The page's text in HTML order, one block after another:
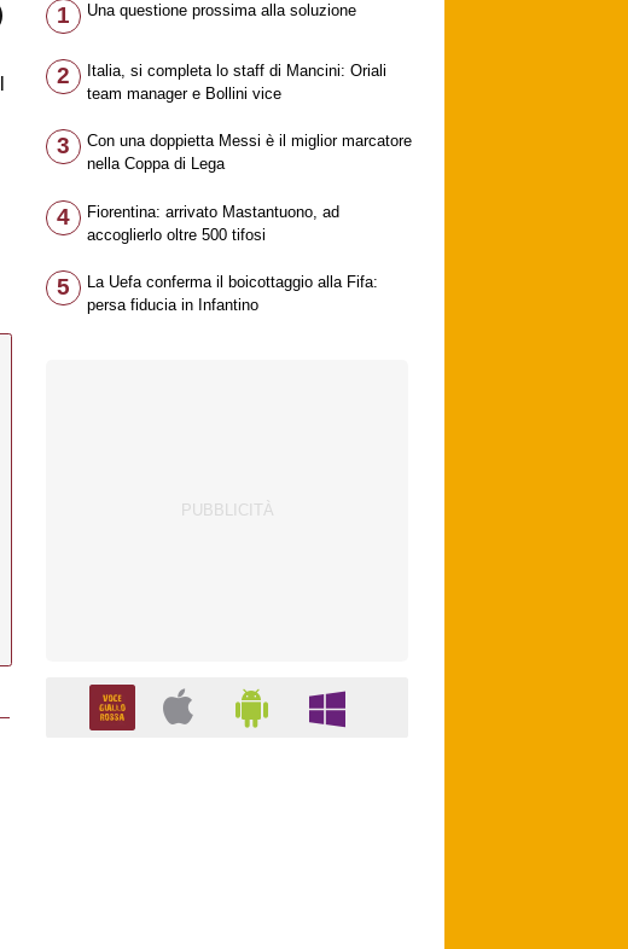
1 Una questione prossima alla soluzione
2
Italia, si completa lo staff di Mancini: Oriali
team manager e Bollini vice
3
Con una doppietta Messi è il miglior marcatore
nella Coppa di Lega
4
Fiorentina: arrivato Mastantuono, ad
accoglierlo oltre 500 tifosi
5
La Uefa conferma il boicottaggio alla Fifa:
persa fiducia in Infantino